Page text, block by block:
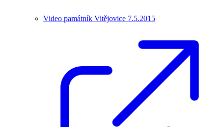
Video památník Vitějovice 7.5.2015